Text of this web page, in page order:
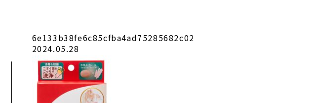
6e133b38fe6c85cfba4ad75285682c02
2024.05.28